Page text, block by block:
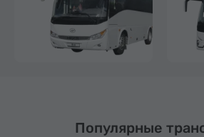
Популярные